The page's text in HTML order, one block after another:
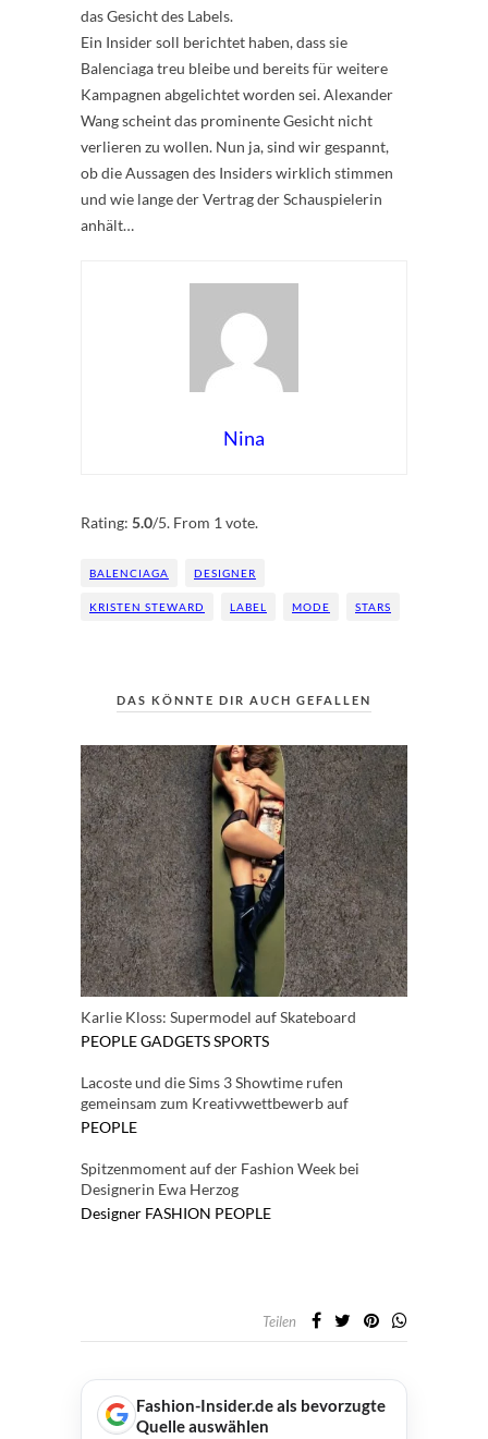
das Gesicht des Labels.
Ein Insider soll berichtet haben, dass sie
Balenciaga treu bleibe und bereits für weitere
Kampagnen abgelichtet worden sei. Alexander
Wang scheint das prominente Gesicht nicht
verlieren zu wollen. Nun ja, sind wir gespannt,
ob die Aussagen des Insiders wirklich stimmen
und wie lange der Vertrag der Schauspielerin
anhält…
Nina
Rating: 5.0/5. From 1 vote.
BALENCIAGA DESIGNER
KRISTEN STEWARD LABEL MODE STARS
DAS KÖNNTE DIR AUCH GEFALLEN
Karlie Kloss: Supermodel auf Skateboard
PEOPLEGADGETSSPORTS
Lacoste und die Sims 3 Showtime rufen
gemeinsam zum Kreativwettbewerb auf
PEOPLE
Spitzenmoment auf der Fashion Week bei
Designerin Ewa Herzog
Designer FASHION PEOPLE
Teilen
Fashion-Insider.de als bevorzugte
Quelle auswählen